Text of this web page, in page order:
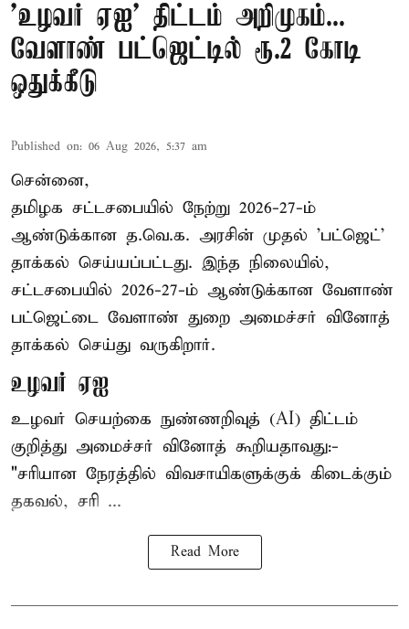
'உழவர் ஏஐ' திட்டம் அறிமுகம்...
வேளாண் பட்ஜெட்டில் ரூ.2 கோடி
ஒதுக்கீடு
Published on: 06 Aug 2026, 5:37 am
சென்னை,
தமிழக சட்டசபையில் நேற்று 2026-27-ம்
ஆண்டுக்கான த.வெ.க. அரசின் முதல் 'பட்ஜெட்'
தாக்கல் செய்யப்பட்டது. இந்த நிலையில்,
சட்டசபையில் 2026-27-ம் ஆண்டுக்கான வேளாண்
பட்ஜெட்டை வேளாண் துறை அமைச்சர் வினோத்
தாக்கல் செய்து வருகிறார்.
உழவர் ஏஐ
உழவர் செயற்கை நுண்ணறிவுத் (AI) திட்டம்
குறித்து அமைச்சர் வினோத் கூறியதாவது:-
"சரியான நேரத்தில் விவசாயிகளுக்குக் கிடைக்கும்
தகவல், சரி ...
Read More